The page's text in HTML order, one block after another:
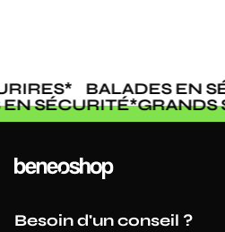
* BALADES EN
EN SÉCURITÉ*
Besoin d'un conseil ?